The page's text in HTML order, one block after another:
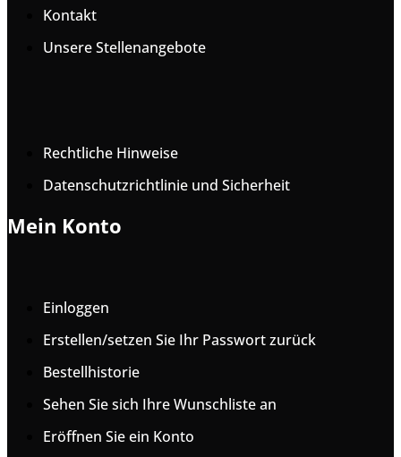
Kontakt
Unsere Stellenangebote
Rechtliche Hinweise
Datenschutzrichtlinie und Sicherheit
Mein Konto
Einloggen
Erstellen/setzen Sie Ihr Passwort zurück
Bestellhistorie
Sehen Sie sich Ihre Wunschliste an
Eröffnen Sie ein Konto